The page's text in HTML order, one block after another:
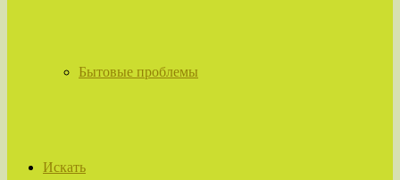
Бытовые проблемы
Искать